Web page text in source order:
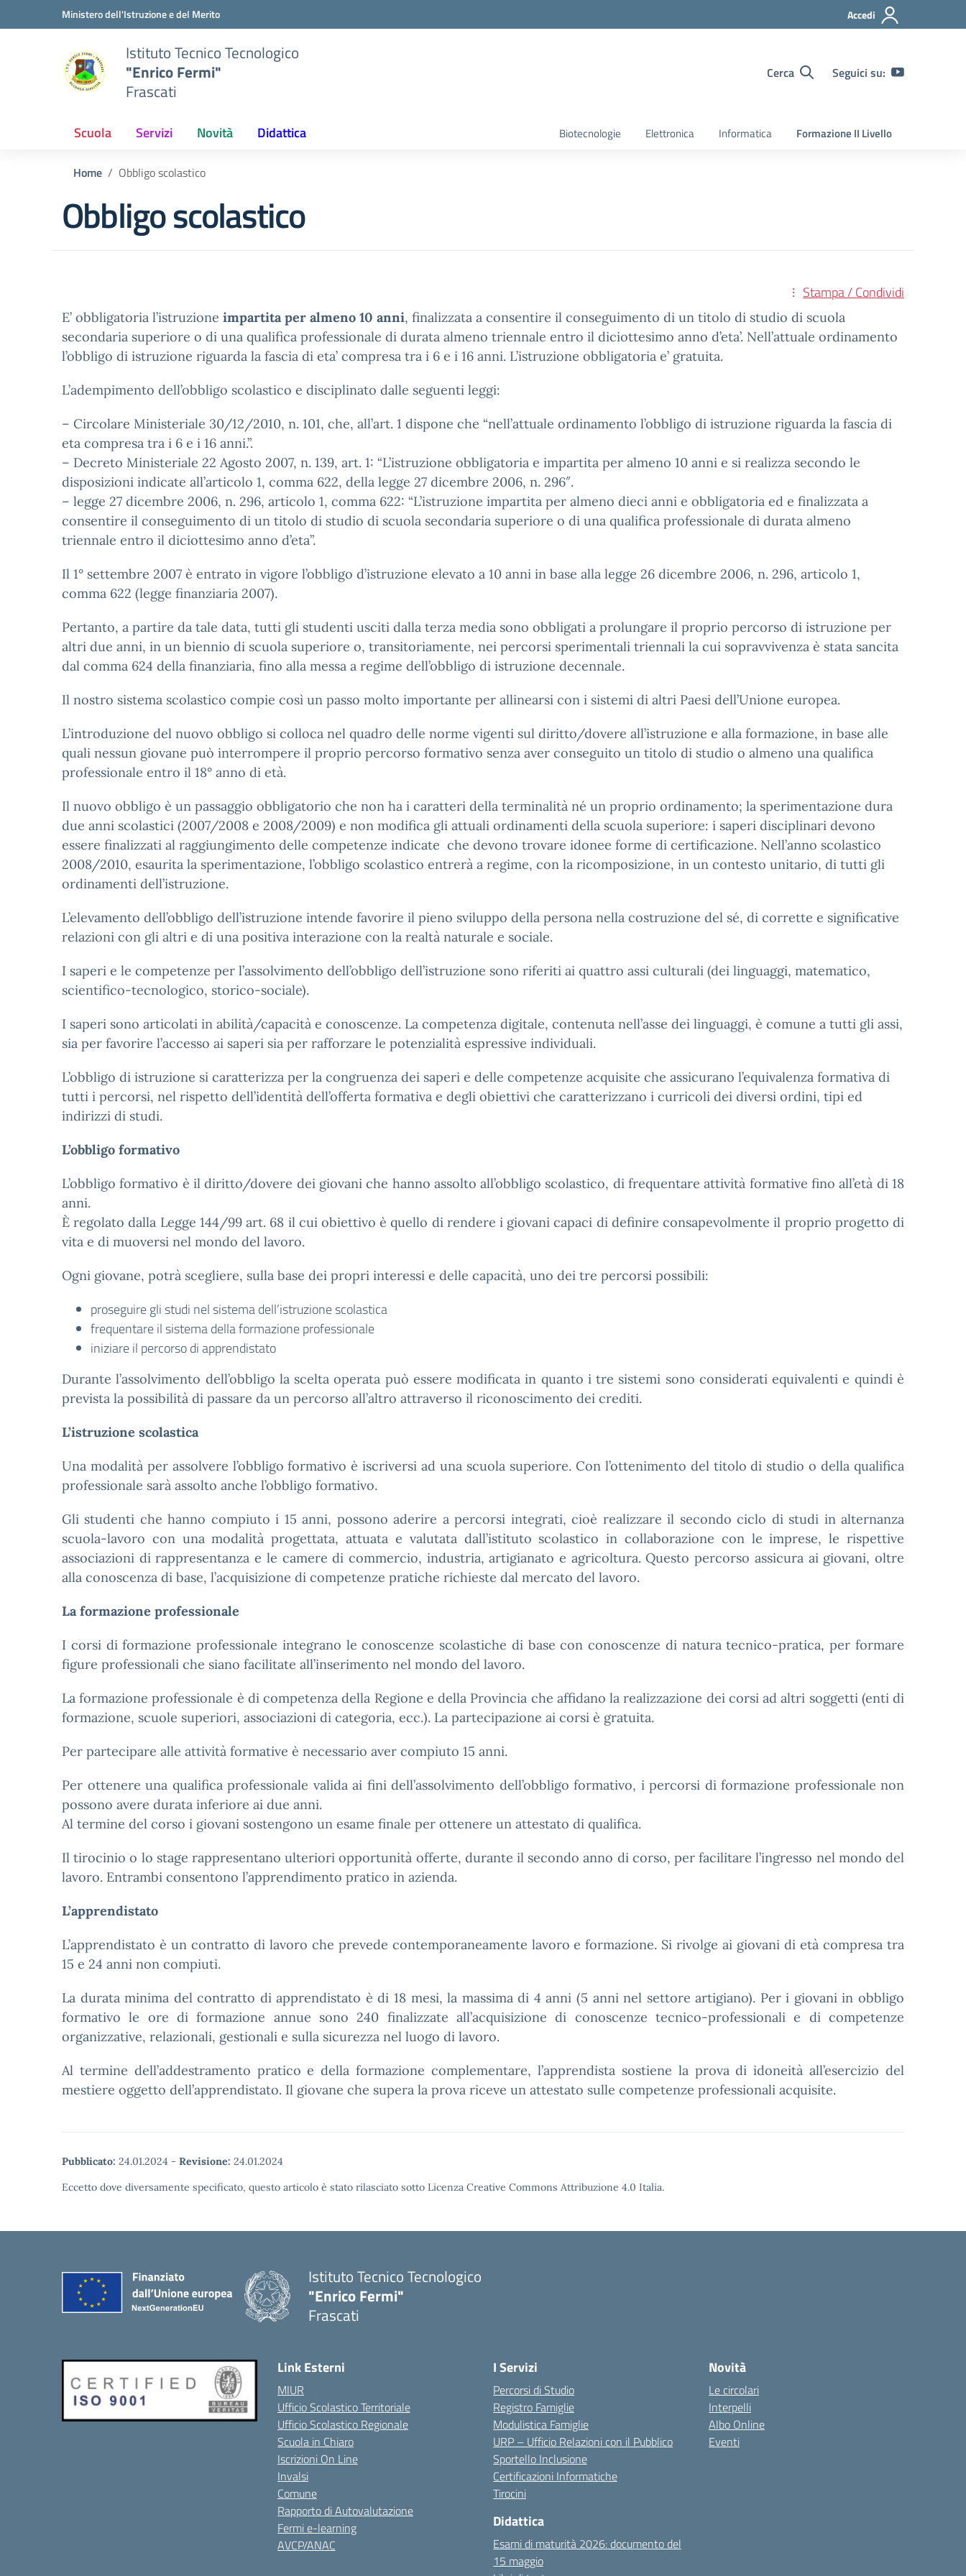
Vai ai contenuti
Vai al menu di navigazioneMinistero dell'Istruzione e del Merito Accedi
Istituto Tecnico Tecnologico
"Enrico Fermi"
Frascati
Cerca Seguici su:
Scuola Servizi Novità Didattica Biotecnologie Elettronica Informatica Formazione II Livello
Home Obbligo scolastico
Obbligo scolastico
Stampa / Condividi
E’ obbligatoria l’istruzione impartita per almeno 10 anni, finalizzata a consentire il conseguimento di un titolo di studio di scuola
secondaria superiore o di una qualifica professionale di durata almeno triennale entro il diciottesimo anno d’eta’. Nell’attuale ordinamento
l’obbligo di istruzione riguarda la fascia di eta’ compresa tra i 6 e i 16 anni. L’istruzione obbligatoria e’ gratuita.
L’adempimento dell’obbligo scolastico e disciplinato dalle seguenti leggi:
– Circolare Ministeriale 30/12/2010, n. 101, che, all’art. 1 dispone che “nell’attuale ordinamento l’obbligo di istruzione riguarda la fascia di
eta compresa tra i 6 e i 16 anni.”.
– Decreto Ministeriale 22 Agosto 2007, n. 139, art. 1: “L’istruzione obbligatoria e impartita per almeno 10 anni e si realizza secondo le
disposizioni indicate all’articolo 1, comma 622, della legge 27 dicembre 2006, n. 296″.
– legge 27 dicembre 2006, n. 296, articolo 1, comma 622: “L’istruzione impartita per almeno dieci anni e obbligatoria ed e finalizzata a
consentire il conseguimento di un titolo di studio di scuola secondaria superiore o di una qualifica professionale di durata almeno
triennale entro il diciottesimo anno d’eta”.
Il 1° settembre 2007 è entrato in vigore l’obbligo d’istruzione elevato a 10 anni in base alla legge 26 dicembre 2006, n. 296, articolo 1,
comma 622 (legge finanziaria 2007).
Pertanto, a partire da tale data, tutti gli studenti usciti dalla terza media sono obbligati a prolungare il proprio percorso di istruzione per
altri due anni, in un biennio di scuola superiore o, transitoriamente, nei percorsi sperimentali triennali la cui sopravvivenza è stata sancita
dal comma 624 della finanziaria, fino alla messa a regime dell’obbligo di istruzione decennale.
Il nostro sistema scolastico compie così un passo molto importante per allinearsi con i sistemi di altri Paesi dell’Unione europea.
L’introduzione del nuovo obbligo si colloca nel quadro delle norme vigenti sul diritto/dovere all’istruzione e alla formazione, in base alle
quali nessun giovane può interrompere il proprio percorso formativo senza aver conseguito un titolo di studio o almeno una qualifica
professionale entro il 18° anno di età.
Il nuovo obbligo è un passaggio obbligatorio che non ha i caratteri della terminalità né un proprio ordinamento; la sperimentazione dura
due anni scolastici (2007/2008 e 2008/2009) e non modifica gli attuali ordinamenti della scuola superiore: i saperi disciplinari devono
essere finalizzati al raggiungimento delle competenze indicate che devono trovare idonee forme di certificazione. Nell’anno scolastico
2008/2010, esaurita la sperimentazione, l’obbligo scolastico entrerà a regime, con la ricomposizione, in un contesto unitario, di tutti gli
ordinamenti dell’istruzione.
L’elevamento dell’obbligo dell’istruzione intende favorire il pieno sviluppo della persona nella costruzione del sé, di corrette e significative
relazioni con gli altri e di una positiva interazione con la realtà naturale e sociale.
I saperi e le competenze per l’assolvimento dell’obbligo dell’istruzione sono riferiti ai quattro assi culturali (dei linguaggi, matematico,
scientifico-tecnologico, storico-sociale).
I saperi sono articolati in abilità/capacità e conoscenze. La competenza digitale, contenuta nell’asse dei linguaggi, è comune a tutti gli assi,
sia per favorire l’accesso ai saperi sia per rafforzare le potenzialità espressive individuali.
L’obbligo di istruzione si caratterizza per la congruenza dei saperi e delle competenze acquisite che assicurano l’equivalenza formativa di
tutti i percorsi, nel rispetto dell’identità dell’offerta formativa e degli obiettivi che caratterizzano i curricoli dei diversi ordini, tipi ed
indirizzi di studi.
L’obbligo formativo
L’obbligo formativo è il diritto/dovere dei giovani che hanno assolto all’obbligo scolastico, di frequentare attività formative fino all’età di 18
anni.
È regolato dalla Legge 144/99 art. 68 il cui obiettivo è quello di rendere i giovani capaci di definire consapevolmente il proprio progetto di
vita e di muoversi nel mondo del lavoro.
Ogni giovane, potrà scegliere, sulla base dei propri interessi e delle capacità, uno dei tre percorsi possibili:
proseguire gli studi nel sistema dell’istruzione scolastica
frequentare il sistema della formazione professionale
iniziare il percorso di apprendistato
Durante l’assolvimento dell’obbligo la scelta operata può essere modificata in quanto i tre sistemi sono considerati equivalenti e quindi è
prevista la possibilità di passare da un percorso all’altro attraverso il riconoscimento dei crediti.
L’istruzione scolastica
Una modalità per assolvere l’obbligo formativo è iscriversi ad una scuola superiore. Con l’ottenimento del titolo di studio o della qualifica
professionale sarà assolto anche l’obbligo formativo.
Gli studenti che hanno compiuto i 15 anni, possono aderire a percorsi integrati, cioè realizzare il secondo ciclo di studi in alternanza
scuola-lavoro con una modalità progettata, attuata e valutata dall’istituto scolastico in collaborazione con le imprese, le rispettive
associazioni di rappresentanza e le camere di commercio, industria, artigianato e agricoltura. Questo percorso assicura ai giovani, oltre
alla conoscenza di base, l’acquisizione di competenze pratiche richieste dal mercato del lavoro.
La formazione professionale
I corsi di formazione professionale integrano le conoscenze scolastiche di base con conoscenze di natura tecnico-pratica, per formare
figure professionali che siano facilitate all’inserimento nel mondo del lavoro.
La formazione professionale è di competenza della Regione e della Provincia che affidano la realizzazione dei corsi ad altri soggetti (enti di
formazione, scuole superiori, associazioni di categoria, ecc.). La partecipazione ai corsi è gratuita.
Per partecipare alle attività formative è necessario aver compiuto 15 anni.
Per ottenere una qualifica professionale valida ai fini dell’assolvimento dell’obbligo formativo, i percorsi di formazione professionale non
possono avere durata inferiore ai due anni.
Al termine del corso i giovani sostengono un esame finale per ottenere un attestato di qualifica.
Il tirocinio o lo stage rappresentano ulteriori opportunità offerte, durante il secondo anno di corso, per facilitare l’ingresso nel mondo del
lavoro. Entrambi consentono l’apprendimento pratico in azienda.
L’apprendistato
L’apprendistato è un contratto di lavoro che prevede contemporaneamente lavoro e formazione. Si rivolge ai giovani di età compresa tra
15 e 24 anni non compiuti.
La durata minima del contratto di apprendistato è di 18 mesi, la massima di 4 anni (5 anni nel settore artigiano). Per i giovani in obbligo
formativo le ore di formazione annue sono 240 finalizzate all’acquisizione di conoscenze tecnico-professionali e di competenze
organizzative, relazionali, gestionali e sulla sicurezza nel luogo di lavoro.
Al termine dell’addestramento pratico e della formazione complementare, l’apprendista sostiene la prova di idoneità all’esercizio del
mestiere oggetto dell’apprendistato. Il giovane che supera la prova riceve un attestato sulle competenze professionali acquisite.
Pubblicato: 24.01.2024 - Revisione: 24.01.2024
Eccetto dove diversamente specificato, questo articolo è stato rilasciato sotto Licenza Creative Commons Attribuzione 4.0 Italia.
Istituto Tecnico Tecnologico
"Enrico Fermi"
Frascati
Link Esterni
MIUR
Ufficio Scolastico Territoriale
Ufficio Scolastico Regionale
Scuola in Chiaro
Iscrizioni On Line
Invalsi
Comune
Rapporto di Autovalutazione
Fermi e-learning
AVCP/ANAC
I Servizi
Percorsi di Studio
Registro Famiglie
Modulistica Famiglie
URP – Ufficio Relazioni con il Pubblico
Sportello Inclusione
Certificazioni Informatiche
Tirocini
Didattica
Esami di maturità 2026: documento del
15 maggio
Novità
Le circolari
Interpelli
Albo Online
Eventi